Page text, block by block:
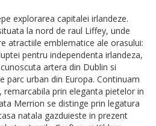
explorarea capitalei irlandeze.
la nord de raul Liffey, unde
atractiile emblematice ale orasului:
pentru independenta irlandeza,
artera din Dublin si
parc urban din Europa. Continuam
remarcabila prin eleganta pietelor in
Merrion se distinge prin legatura
natala gazduieste in prezent